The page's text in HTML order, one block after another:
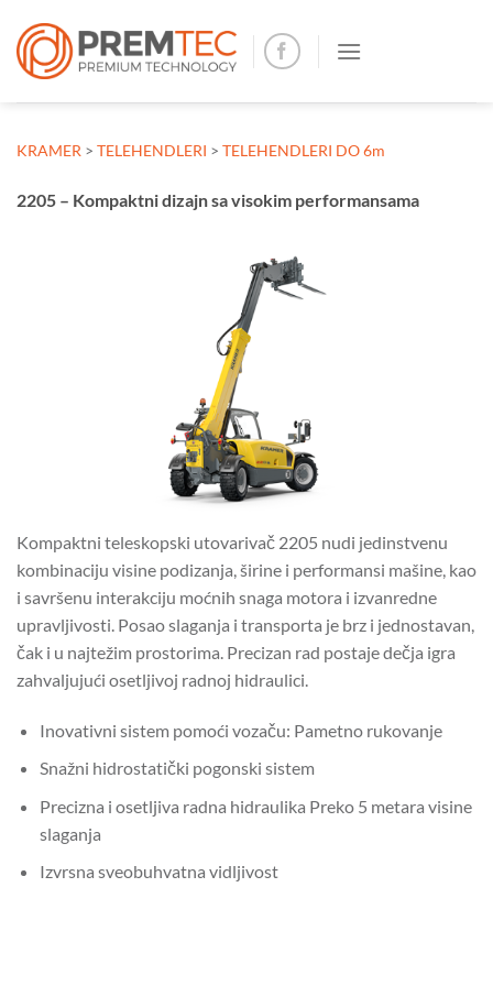
content
KRAMER > TELEHENDLERI > TELEHENDLERI DO 6m
2205 – Kompaktni dizajn sa visokim performansama
Kompaktni teleskopski utovarivač 2205 nudi jedinstvenu
kombinaciju visine podizanja, širine i performansi mašine, kao
i savršenu interakciju moćnih snaga motora i izvanredne
upravljivosti. Posao slaganja i transporta je brz i jednostavan,
čak i u najtežim prostorima. Precizan rad postaje dečja igra
zahvaljujući osetljivoj radnoj hidraulici.
Inovativni sistem pomoći vozaču: Pametno rukovanje
Snažni hidrostatički pogonski sistem
Precizna i osetljiva radna hidraulika Preko 5 metara visine
slaganja
Izvrsna sveobuhvatna vidljivost